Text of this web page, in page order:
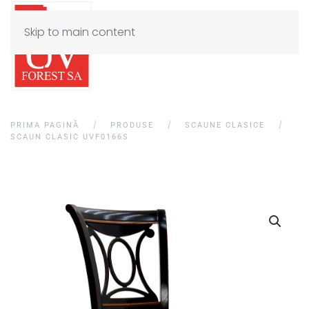
Skip to main content
PRIMA PAGINĂ PRODUSE
SCAUNE CLASICE
SCAUN CLASIC UVF0166S